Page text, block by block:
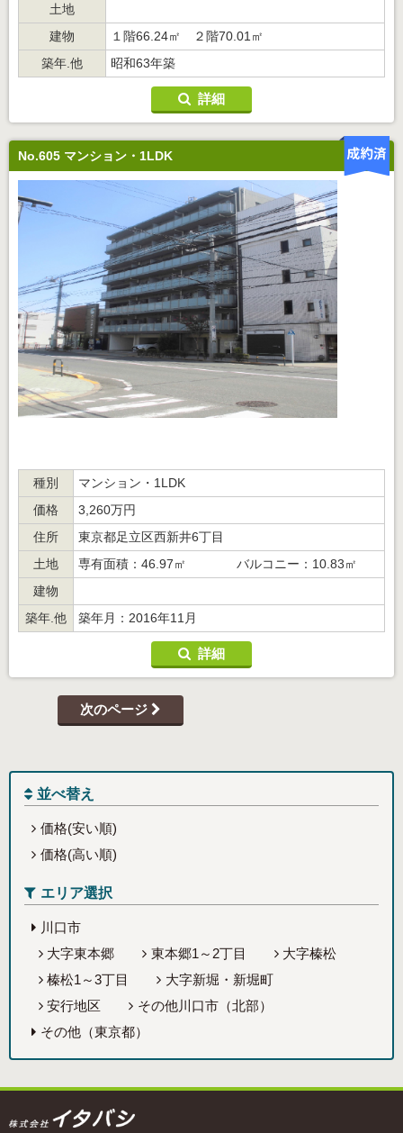
土地
建物
１階66.24㎡ ２階70.01㎡
築年.他
昭和63年築
詳細
No.605 マンション・1LDK
種別
マンション・1LDK
価格
3,260万円
住所
東京都足立区西新井6丁目
土地
専有面積：46.97㎡ バルコニー：10.83㎡
建物
築年.他
築年月：2016年11月
詳細
次のページ
並べ替え
価格(安い順)
価格(高い順)
エリア選択
川口市
大字東本郷
東本郷1～2丁目
大字榛松
榛松1～3丁目
大字新堀・新堀町
安行地区
その他川口市（北部）
その他（東京都）